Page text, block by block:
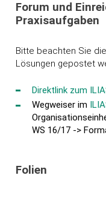
Forum und
Praxisaufgaben
Bitte beachten Sie
Lösungen gepostet
Direktlink zum
Wegweiser im
WS 16/17 ->
Folien